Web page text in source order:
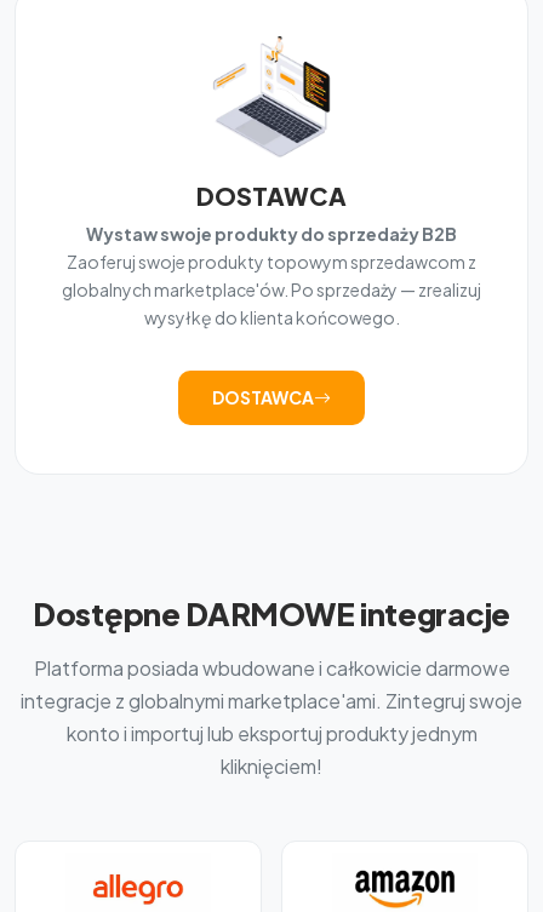
DOSTAWCA
Wystaw swoje produkty do sprzedaży B2B
Zaoferuj swoje produkty topowym sprzedawcom z
globalnych marketplace'ów. Po sprzedaży — zrealizuj
wysyłkę do klienta końcowego.
DOSTAWCA
Dostępne DARMOWE integracje
Platforma posiada wbudowane i całkowicie darmowe
integracje z globalnymi marketplace'ami. Zintegruj swoje
konto i importuj lub eksportuj produkty jednym
kliknięciem!